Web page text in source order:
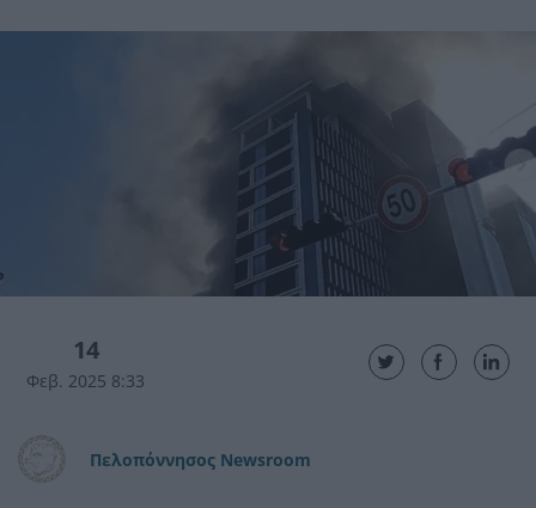
14
Φεβ. 2025 8:33
Πελοπόννησος Newsroom